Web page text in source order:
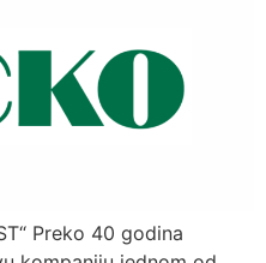
Preko 40 godina